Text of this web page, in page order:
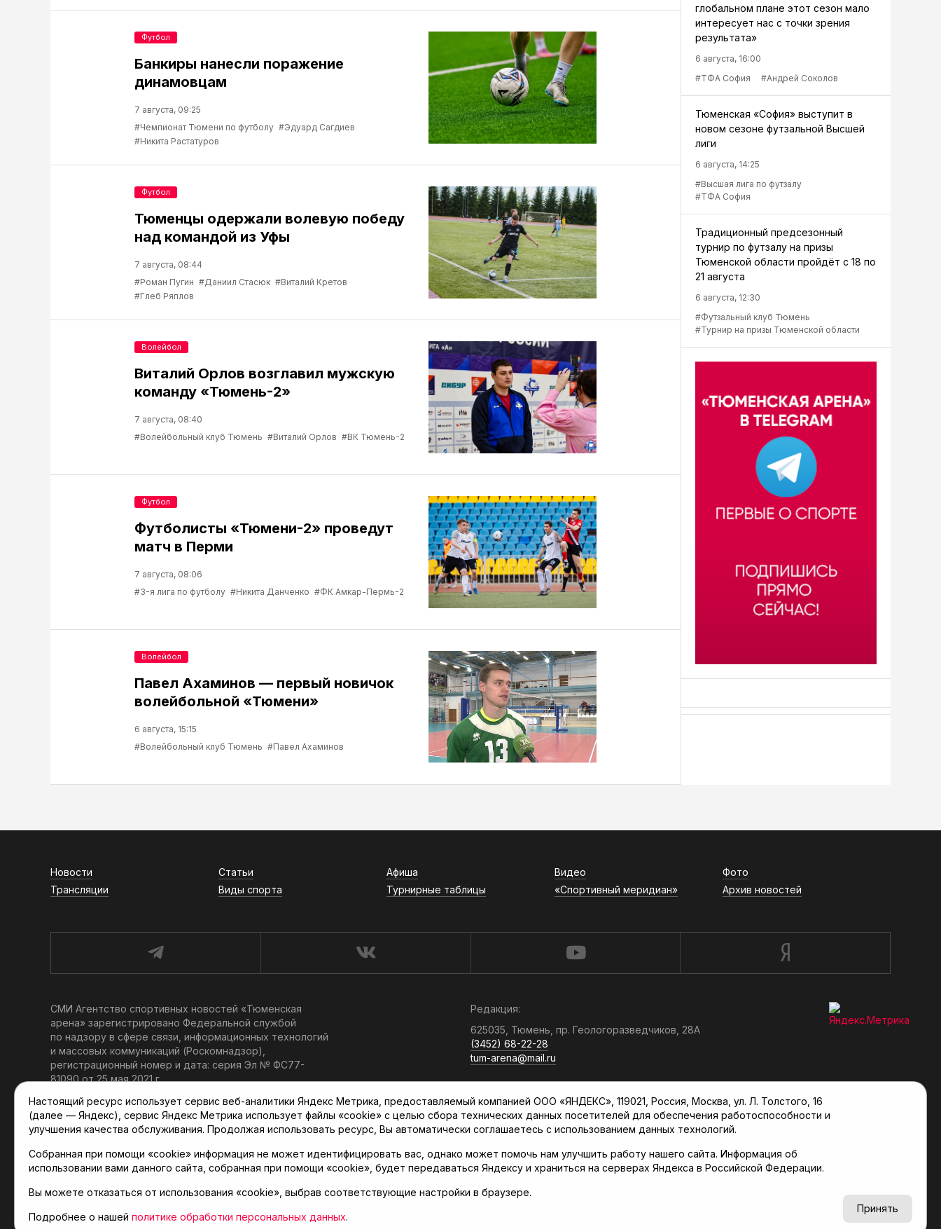
Банкиры нанесли поражение
динамовцам
7 августа, 09:25
#Чемпионат Тюмени по футболу #Эдуард Сагдиев
#Никита Растатуров
Футбол
Тюменцы одержали волевую победу
над командой из Уфы
7 августа, 08:44
#Роман Пугин #Даниил Стасюк #Виталий Кретов
#Глеб Ряплов
Футбол
Виталий Орлов возглавил мужскую
команду «Тюмень-2»
7 августа, 08:40
#Волейбольный клуб Тюмень #Виталий Орлов #ВК Тюмень-2
Волейбол
Футболисты «Тюмени-2» проведут
матч в Перми
7 августа, 08:06
#3-я лига по футболу #Никита Данченко #ФК Амкар-Пермь-2
Футбол
Павел Ахаминов — первый новичок
волейбольной «Тюмени»
6 августа, 15:15
#Волейбольный клуб Тюмень #Павел Ахаминов
Волейбол
глобальном плане этот сезон мало
интересует нас с точки зрения
результата»
6 августа, 16:00
#ТФА София
#Андрей Соколов
Тюменская «София» выступит в
новом сезоне футзальной Высшей
лиги
6 августа, 14:25
#Высшая лига по футзалу
#ТФА София
Традиционный предсезонный
турнир по футзалу на призы
Тюменской области пройдёт с 18 по
21 августа
6 августа, 12:30
#Футзальный клуб Тюмень
#Турнир на призы Тюменской области
Новости Статьи Афиша Видео
Фото
Трансляции
Виды спорта Турнирные таблицы «Спортивный меридиан» Архив новостей
СМИ Агентство спортивных новостей «Тюменская
арена» зарегистрировано Федеральной службой
по надзору в сфере связи, информационных технологий
и массовых коммуникаций (Роскомнадзор),
регистрационный номер и дата: серия Эл № ФС77-
81090 от 25 мая 2021 г.
Главный редактор: Мартынов В. В.
При использовании материалов ссылка обязательна.
Политика конфиденциальности
Редакция:
625035, Тюмень, пр. Геологоразведчиков, 28А
(3452) 68-22-28
tum-arena@mail.ru
Отдел продаж:
(3452) 68-89-78
kotovaev@sibinformburo.ru
© 2001-2026 Агентство спортивных новостей «Тюменская арена»
Карта сайта
6+
Настоящий ресурс использует сервис веб-аналитики Яндекс Метрика, предоставляемый компанией ООО «ЯНДЕКС», 119021, Россия, Москва, ул. Л. Толстого, 16
(далее — Яндекс), сервис Яндекс Метрика использует файлы «cookie» с целью сбора технических данных посетителей для обеспечения работоспособности и
улучшения качества обслуживания. Продолжая использовать ресурс, Вы автоматически соглашаетесь с использованием данных технологий.
Собранная при помощи «cookie» информация не может идентифицировать вас, однако может помочь нам улучшить работу нашего сайта. Информация об
использовании вами данного сайта, собранная при помощи «cookie», будет передаваться Яндексу и храниться на серверах Яндекса в Российской Федерации.
Вы можете отказаться от использования «cookie», выбрав соответствующие настройки в браузере.
Подробнее о нашей политике обработки персональных данных.
Принять